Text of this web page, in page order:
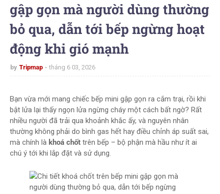
gập gọn mà người dùng thường
bỏ qua, dẫn tới bếp ngừng hoạt
động khi gió mạnh
by Tripmap tháng 6 03, 2026
Bạn vừa mới mang chiếc bếp mini gập gọn ra cắm trại, rồi khi
bật lửa lại thấy ngọn lửa ngừng cháy một cách bất ngờ? Rất
nhiều người đã trải qua khoảnh khắc ấy, và nguyên nhân
thường không phải do bình gas hết hay điều chỉnh áp suất sai,
mà chính là khoá chốt trên bếp – bộ phận mà hầu như ít ai
chú ý tới khi lắp đặt và sử dụng.